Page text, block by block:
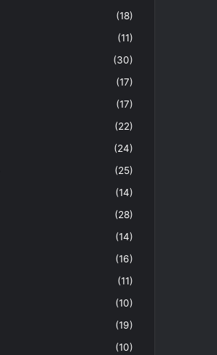
(18)
(11)
(30)
(17)
(17)
(22)
(24)
(25)
(14)
(28)
(14)
(16)
(11)
(10)
(19)
(10)